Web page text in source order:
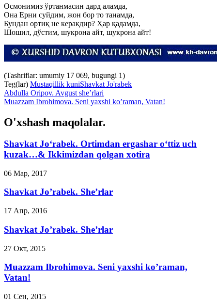
Осмонимиз ўртанмасин дард аламда,
Она Ерни суйдим, жон бор то танамда,
Бундан ортиқ не керакдир? Ҳар қадамда,
Шошил, дўстим, шукрона айт, шукрона айт!
(Tashriflar: umumiy 17 069, bugungi 1)
Teg(lar) Mustaqillik kuniShavkat Jo'rabek
Abdulla Oripov. Avgust she’rlari
Muazzam Ibrohimova. Seni yaxshi ko’raman, Vatan!
O'xshash maqolalar.
Shavkat Jo‘rabek. Ortimdan ergashar o‘ttiz uch
kuzak…& Ikkimizdan qolgan xotira
06 Мар, 2017
Shavkat Jo’rabek. She’rlar
17 Апр, 2016
Shavkat Jo’rabek. She’rlar
27 Окт, 2015
Muazzam Ibrohimova. Seni yaxshi ko’raman,
Vatan!
01 Сен, 2015